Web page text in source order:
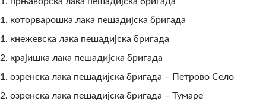
1. которварошка лака пешадијска бригада
1. кнежевска лака пешадијска бригада
2. крајишка лака пешадијска бригада
1. озренска лака пешадијска бригада – Петрово Село
2. озренска лака пешадијска бригада – Тумаре